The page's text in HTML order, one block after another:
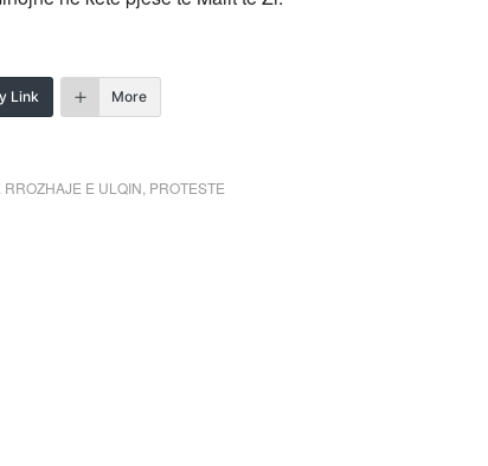
Link More
RROZHAJE E ULQIN PROTESTE